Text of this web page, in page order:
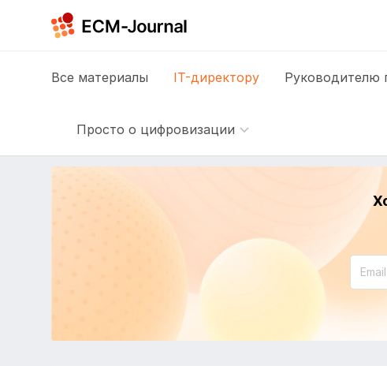
Все материалы IT-директору Руководителю
Просто о цифровизации